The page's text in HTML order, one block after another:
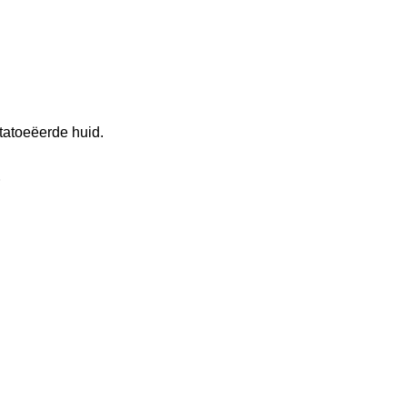
huid.